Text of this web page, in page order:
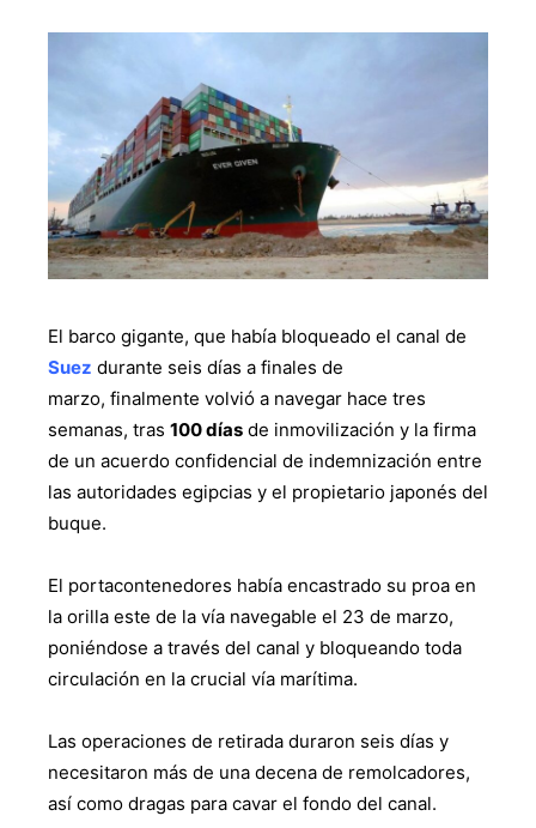
El barco gigante, que había bloqueado el canal de
Suez durante seis días a finales de
marzo, finalmente volvió a navegar hace tres
semanas, tras 100 días de inmovilización y la firma
de un acuerdo confidencial de indemnización entre
las autoridades egipcias y el propietario japonés del
buque.
El portacontenedores había encastrado su proa en
la orilla este de la vía navegable el 23 de marzo,
poniéndose a través del canal y bloqueando toda
circulación en la crucial vía marítima.
Las operaciones de retirada duraron seis días y
necesitaron más de una decena de remolcadores,
así como dragas para cavar el fondo del canal.